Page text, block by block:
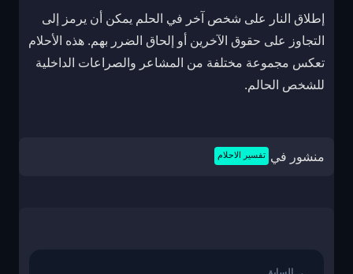
إطلاق النار على شخص آخر في الحلم يمكن أن يرمز إلى
التجاوز على حقوق الآخرين أو إلحاق الضرر بهم. هذه الأحلام
تعكس مجموعة مختلفة من المشاعر والصراعات الداخلية
للشخص الحالم.
منشور في تفسير الاحلام